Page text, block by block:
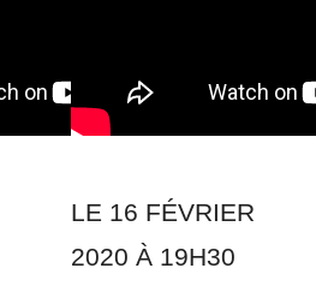
LE 16 FÉVRIER
2020 À 19H30